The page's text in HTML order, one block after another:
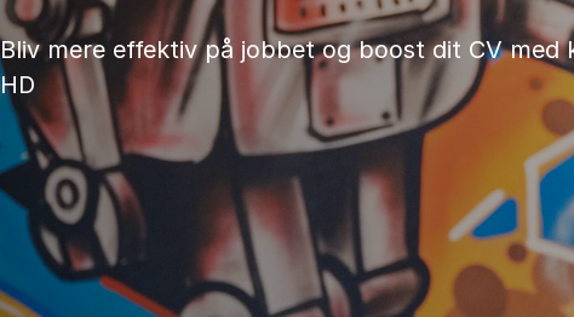
Bliv mere effektiv på jobbet og boost dit CV med
HD